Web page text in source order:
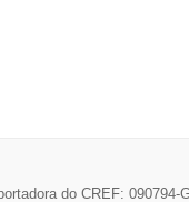
do CREF: 090794-